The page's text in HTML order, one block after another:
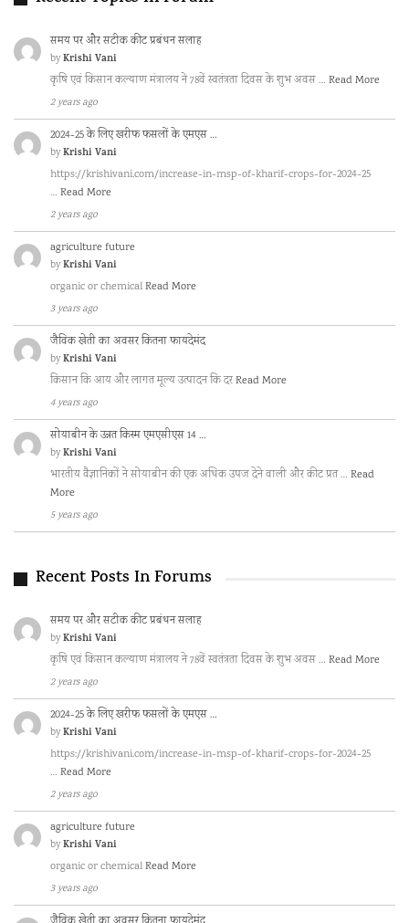
समय पर और सटीक कीट प्रबंधन सलाह
byKrishi Vani
कृषि एवं किसान कल्याण मंत्रालय ने 78वें स्वतंत्रता दिवस के शुभ अवस … Read More
2 years ago
2024-25 के लिए खरीफ फसलों के एमएस …
byKrishi Vani
https://krishivani.com/increase-in-msp-of-kharif-crops-for-2024-25
… Read More
2 years ago
agriculture future
byKrishi Vani
organic or chemicalRead More
3 years ago
जैविक खेती का अवसर कितना फायदेमंद
byKrishi Vani
किसान कि आय और लागत मूल्य उत्पादन कि दरRead More
4 years ago
सोयाबीन के उन्नत किस्म एमएसीएस 14 …
byKrishi Vani
भारतीय वैज्ञानिकों ने सोयाबीन की एक अधिक उपज देने वाली और कीट प्रत … Read
More
5 years ago
Recent Posts In Forums
समय पर और सटीक कीट प्रबंधन सलाह
byKrishi Vani
कृषि एवं किसान कल्याण मंत्रालय ने 78वें स्वतंत्रता दिवस के शुभ अवस … Read More
2 years ago
2024-25 के लिए खरीफ फसलों के एमएस …
byKrishi Vani
https://krishivani.com/increase-in-msp-of-kharif-crops-for-2024-25
… Read More
2 years ago
agriculture future
byKrishi Vani
organic or chemicalRead More
3 years ago